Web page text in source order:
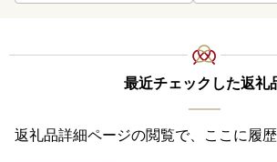
最近チェックした返礼
返礼品詳細ページの閲覧で、ここに履歴